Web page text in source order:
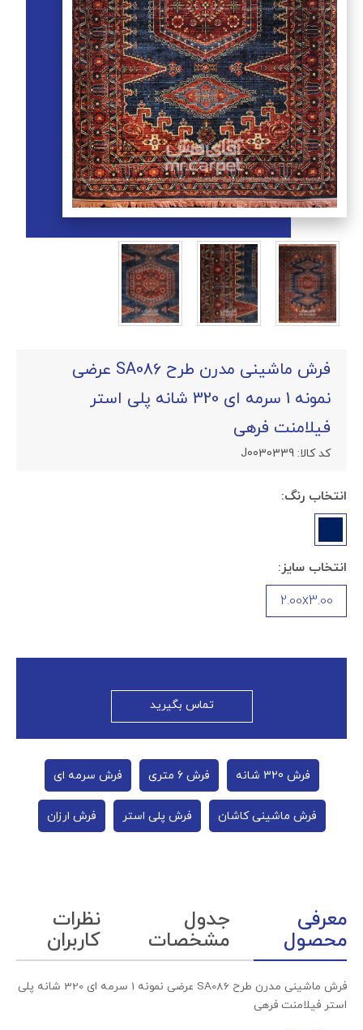
فرش ماشینی مدرن طرح SA086 عرضی
نمونه 1 سرمه ای 320 شانه پلی استر
فیلامنت فرهی
کد کالا: J0030339
انتخاب رنگ:
انتخاب سایز:
2.00x3.00
تماس بگیرید
فرش 320 شانه فرش 6 متری فرش سرمه‌ ای
فرش ماشینی کاشان فرش پلی استر فرش ارزان
معرفی
محصول
جدول
مشخصات
نظرات
کاربران
فرش ماشینی مدرن طرح SA086 عرضی نمونه 1 سرمه ای 320 شانه پلی
استر فیلامنت فرهی